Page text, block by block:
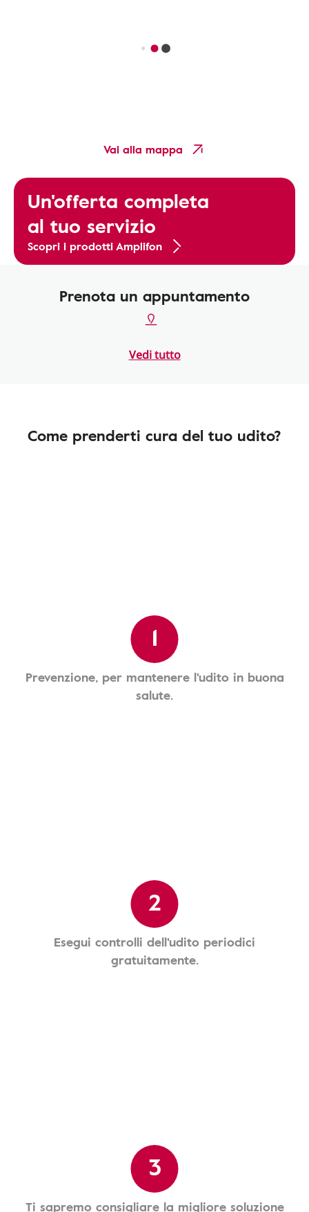
Vai alla mappa
Un'offerta completa
al tuo servizio
Scopri i prodotti Amplifon
Prenota un appuntamento
Vedi tutto
Come prenderti cura del tuo udito?
1
Prevenzione, per mantenere l'udito in buona
salute.
2
Esegui controlli dell'udito periodici
gratuitamente.
3
Ti sapremo consigliare la migliore soluzione